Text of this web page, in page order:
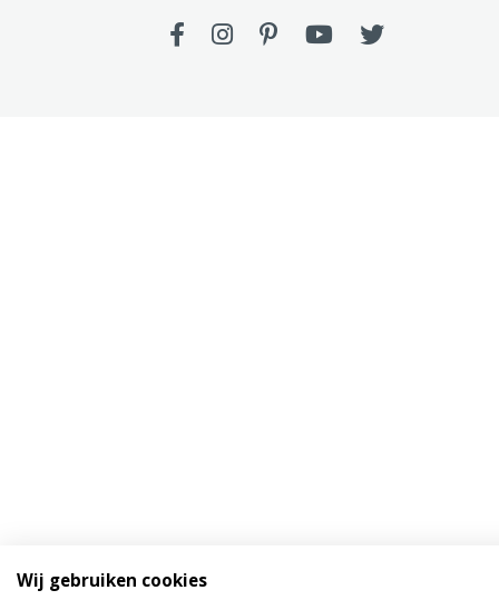
Wij gebruiken cookies